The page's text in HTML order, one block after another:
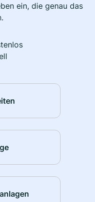
ein, die genau das